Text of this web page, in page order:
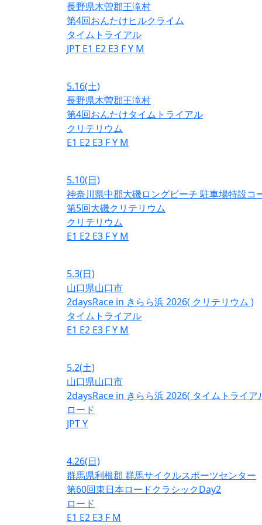
長野県木曽郡王滝村
第4回おんたけヒルクライム
タイムトライアル
JPT E1 E2 E3 FY M
5.16(土)
長野県木曽郡王滝村
第4回おんたけタイムトライアル
クリテリウム
E1 E2 E3 FY M
5.10(日)
神奈川県中郡大磯ロングビーチ 駐車場特設コ
第5回大磯クリテリウム
クリテリウム
E1 E2 E3 FY M
5.3(日)
山口県山口市
2daysRace in きらら浜 2026( クリテリウム )
タイムトライアル
E1 E2 E3 FY M
5.2(土)
山口県山口市
2daysRace in きらら浜 2026( タイムトライア
ロード
JPTY
4.26(日)
群馬県利根郡 群馬サイクルスポーツセンター
第60回東日本ロードクラシックDay2
ロード
E1 E2 E3 F M